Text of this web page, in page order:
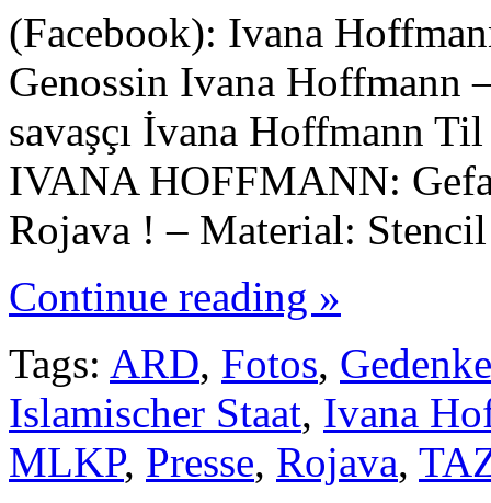
(Facebook): Ivana
Genossin Ivana Hoffmann
savaşçı İvana Hoffmann
IVANA HOFFMANN:
Rojava ! – Material:
Continue reading »
Tags: ARD, Fotos,
Islamischer Staat, Ivana
MLKP, Presse, Rojava,